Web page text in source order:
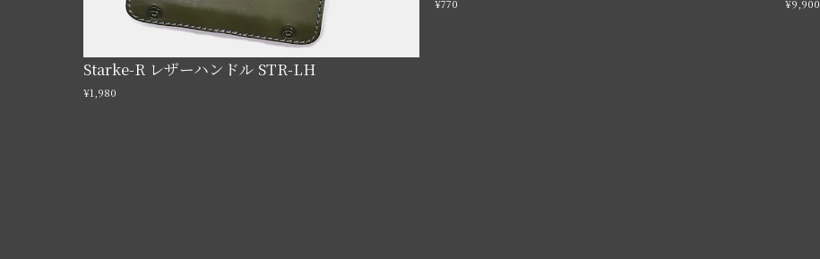
Starke-R レザーハンドル STR-LH
¥1,980
¥770 ¥9,900